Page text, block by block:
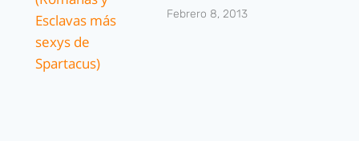
Febrero 8, 2013